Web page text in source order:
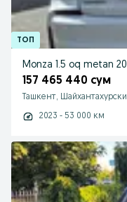
Monza 1.5 oq metan
157 465 440 сум
Ташкент,
2023 - 53 000 км